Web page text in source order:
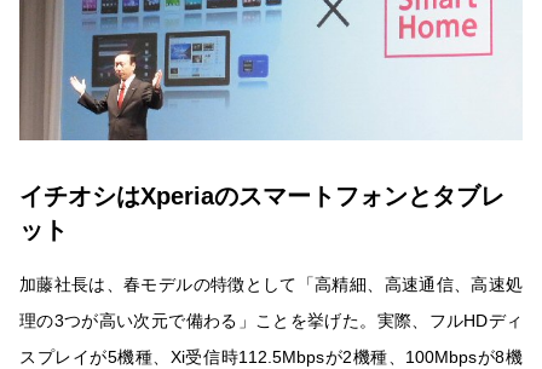
イチオシはXperiaのスマートフォンとタブレ
ット
加藤社長は、春モデルの特徴として「高精細、高速通信、高速処
理の3つが高い次元で備わる」ことを挙げた。実際、フルHDディ
スプレイが5機種、Xi受信時112.5Mbpsが2機種、100Mbpsが8機